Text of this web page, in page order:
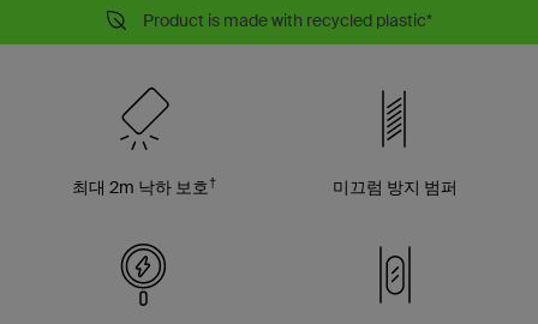
Product is made with recycled plastic*
최대 2m 낙하 보호† 미끄럼 방지 범퍼